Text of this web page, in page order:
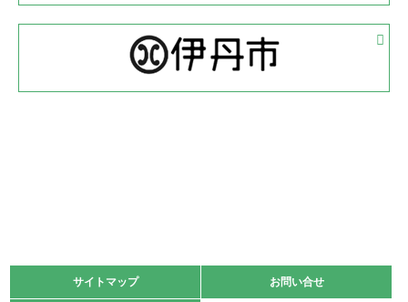
2022.05.05
体育協会長杯 バドミントン競技の部
2022.05.22
緑ケ丘体育館
サイトマップ お問い合せ
サイトマップ お問い合せ